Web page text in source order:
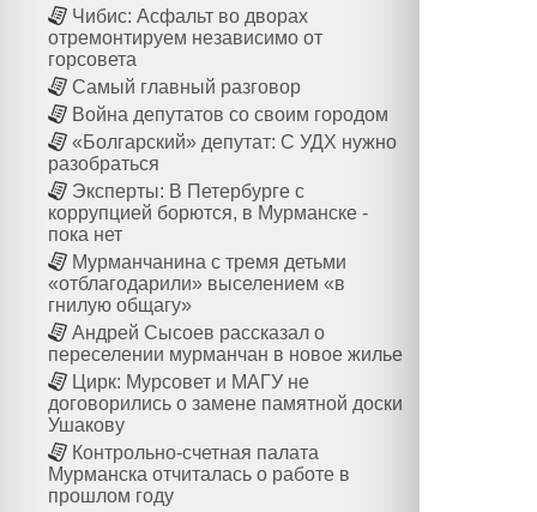
Чибис: Асфальт во дворах
отремонтируем независимо от
горсовета
Самый главный разговор
Война депутатов со своим городом
«Болгарский» депутат: С УДХ нужно
разобраться
Эксперты: В Петербурге с
коррупцией борются, в Мурманске -
пока нет
Мурманчанина с тремя детьми
«отблагодарили» выселением «в
гнилую общагу»
Андрей Сысоев рассказал о
переселении мурманчан в новое жилье
Цирк: Мурсовет и МАГУ не
договорились о замене памятной доски
Ушакову
Контрольно-счетная палата
Мурманска отчиталась о работе в
прошлом году